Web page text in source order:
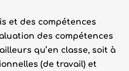
et des compétences
des compétences
qu’en classe, soit à
(de travail) et